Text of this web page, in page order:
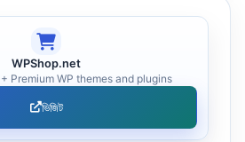
WPShop.net
Premium WP themes and plugins
ভিজিট